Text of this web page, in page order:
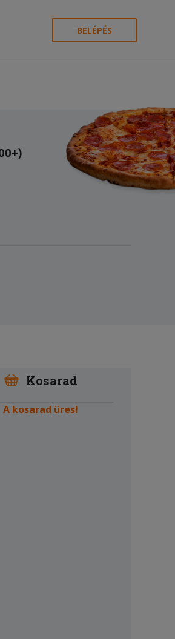
BELÉPÉS
Kosarad
A kosarad üres!